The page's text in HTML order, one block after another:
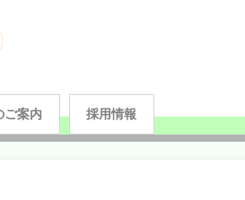
ご案内 採用情報